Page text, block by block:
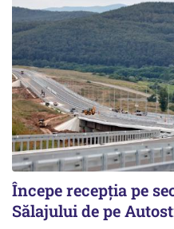
Începe recepţia pe
Sălajului de pe